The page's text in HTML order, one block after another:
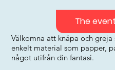
Välkomna att knåpa och
enkelt material som papper,
något utifrån din fantasi.
The